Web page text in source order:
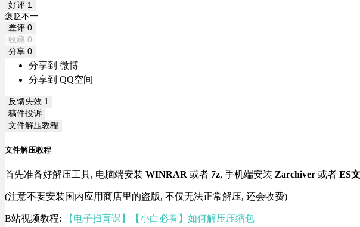
好评 1
褒贬不一
差评 0
收藏 0
分享 0
分享到 微博
分享到 QQ空间
反馈失效 1
稿件投诉
文件解压教程
文件解压教程
首先准备好解压工具, 电脑端安装 WINRAR 或者 7z, 手机端安装 Zarchiver 或者 ES
(注意不要安装国内应用商店里的盗版, 不仅无法正常解压, 还会收费)
B站视频教程: 【电子扫盲课】【小白必看】如何解压压缩包